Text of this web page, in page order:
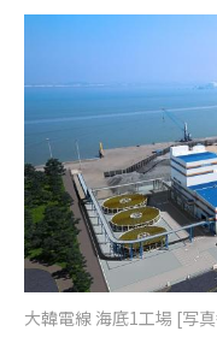
b
k
t
大韓電線 海底1工場 [写